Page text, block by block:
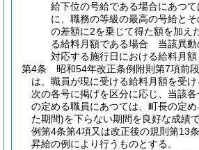
給下位の号給である場合にあつ
に、職務の等級の最高の号給と
の差額に2を乗じて得た額を加え
る給料月額である場合 当該異動
対応する施行日における給料月額
第4条
昭和54年改正条例附則第7項前
は、職員が現に受ける給料月額を受け
次の各号に掲げを区分に応じ、当該
の定める職員にあつては、町長の定
た期間)を下らない期間を良好な成績
例第4条第4項又は改正後の規則第13
昇給の例により行うものとする。